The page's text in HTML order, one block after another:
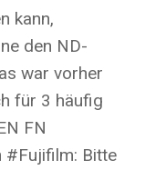
kann,
den ND-
war vorher
für 3 häufig
FN
#Fujifilm: Bitte